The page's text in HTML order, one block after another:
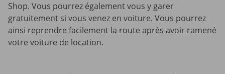
Shop. Vous pourrez également vous y garer
gratuitement si vous venez en voiture. Vous pourrez
ainsi reprendre facilement la route après avoir ramené
votre voiture de location.